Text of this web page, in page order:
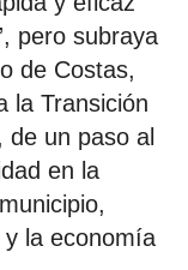
pero subraya
de Costas,
la Transición
de un paso al
en la
la economía